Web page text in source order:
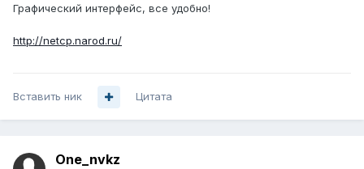
Графический интерфейс, все удобно!
http://netcp.narod.ru/
Вставить ник Цитата
One_nvkz